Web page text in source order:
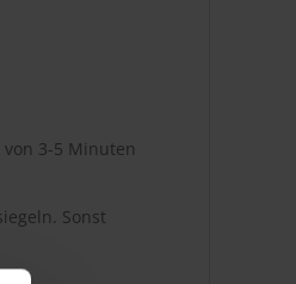
3-5 Minuten
Sonst